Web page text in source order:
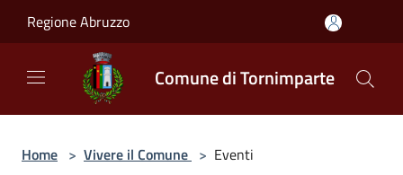
Regione Abruzzo
Comune di Tornimparte
Home > Vivere il Comune > Eventi